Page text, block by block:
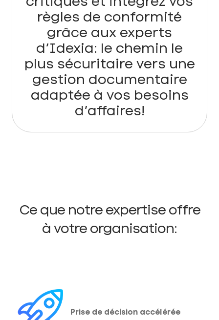
règles de conformité
grâce aux experts
d’Idexia: le chemin le
plus sécuritaire vers une
gestion documentaire
adaptée à vos besoins
d’affaires!
Ce que notre expertise offre
à votre organisation:
Prise de décision accélérée